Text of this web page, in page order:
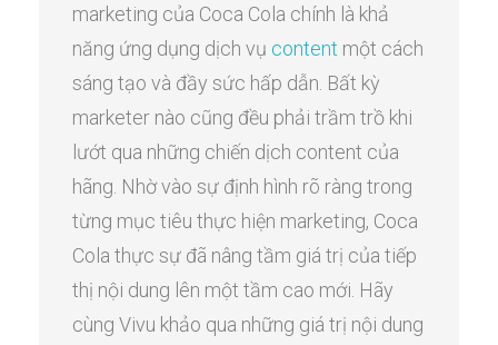
marketing của Coca Cola chính là khả
năng ứng dụng dịch vụ content một cách
sáng tạo và đầy sức hấp dẫn. Bất kỳ
marketer nào cũng đều phải trầm trồ khi
lướt qua những chiến dịch content của
hãng. Nhờ vào sự định hình rõ ràng trong
từng mục tiêu thực hiện marketing, Coca
Cola thực sự đã nâng tầm giá trị của tiếp
thị nội dung lên một tầm cao mới. Hãy
cùng Vivu khảo qua những giá trị nội dung